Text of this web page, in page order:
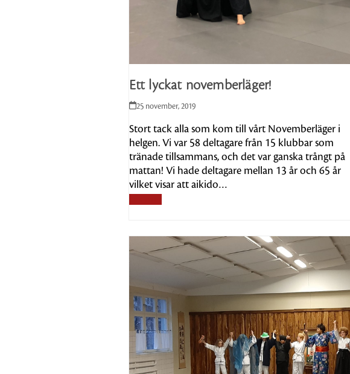
Ett lyckat novemberläger!
25 november, 2019
Stort tack alla som kom till vårt Novemberläger i
helgen. Vi var 58 deltagare från 15 klubbar som
tränade tillsammans, och det var ganska trångt på
mattan! Vi hade deltagare mellan 13 år och 65 år
vilket visar att aikido…